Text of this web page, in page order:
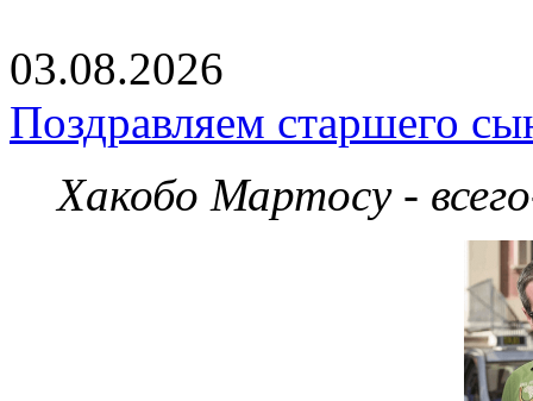
03.08.2026
Поздравляем старшего
Хакобо Мартосу -